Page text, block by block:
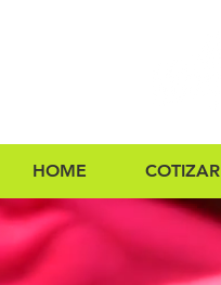
HOME COTIZAR